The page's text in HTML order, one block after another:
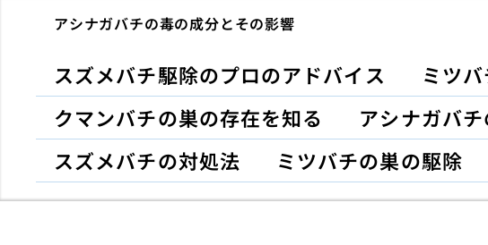
アシナガバチの毒の成分とその影響
スズメバチ駆除のプロのアドバイス ミツ
クマンバチの巣の存在を知る
アシナガバ
スズメバチの対処法
ミツバチの巣の駆除